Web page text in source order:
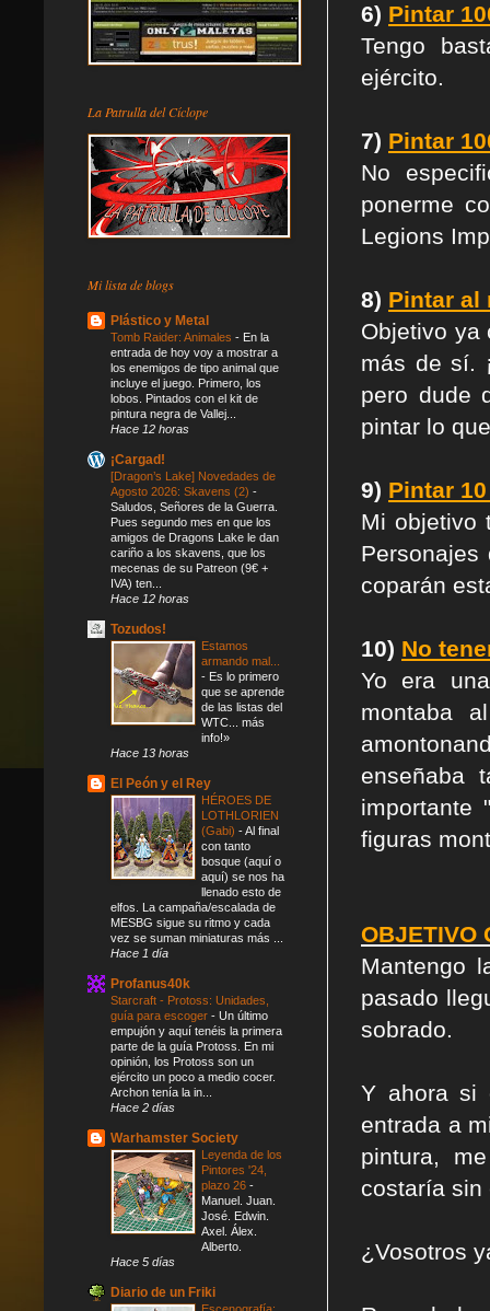
6) Pintar
Tengo
ejército.
7) Pintar
No
ponerme
Legions
8) Pintar al
Objetivo ya
más de sí.
pero dude
pintar lo
9) Pintar
Mi objetivo
coparán
10) No
Yo era
montaba
enseñaba
importante
figuras
OBJETIVO
Mantengo
pasado
sobrado.
Y ahora si
entrada a
pintura,
costaría sin
¿Vosotros
La Patrulla del Cíclope
Mi lista de blogs
Plástico y Metal
Tomb Raider: Animales - En la
entrada de hoy voy a mostrar a
los enemigos de tipo animal que
incluye el juego. Primero, los
lobos. Pintados con el kit de
pintura negra de Vallej...
Hace 12 horas
¡Cargad!
[Dragon’s Lake] Novedades de
Agosto 2026: Skavens (2) -
Saludos, Señores de la Guerra.
Pues segundo mes en que los
amigos de Dragons Lake le dan
cariño a los skavens, que los
mecenas de su Patreon (9€ +
IVA) ten...
Hace 12 horas
Tozudos!
Estamos
armando mal...
- Es lo primero
que se aprende
de las listas del
WTC... más
info!»
Hace 13 horas
El Peón y el Rey
HÉROES DE
LOTHLORIEN
(Gabi) -Al final
con tanto
bosque (aquí o
aquí) se nos ha
llenado esto de
elfos. La campaña/escalada de
MESBG sigue su ritmo y cada
vez se suman miniaturas más ...
Hace 1 día
Profanus40k
Starcraft - Protoss: Unidades,
guía para escoger - Un último
empujón y aquí tenéis la primera
parte de la guía Protoss. En mi
opinión, los Protoss son un
ejército un poco a medio cocer.
Archon tenía la in...
Hace 2 días
Warhamster Society
Leyenda de los
Pintores '24,
plazo 26 -
Manuel. Juan.
José. Edwin.
Axel. Álex.
Alberto.
Hace 5 días
Diario de un Friki